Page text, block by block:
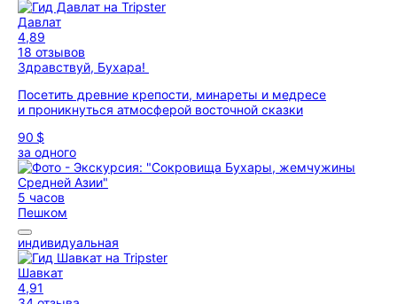
Давлат
4,89
18 отзывов
Здравствуй, Бухара!
Посетить древние крепости, минареты и медресе
и проникнуться атмосферой восточной сказки
90 $
за одного
5 часов
Пешком
индивидуальная
Шавкат
4,91